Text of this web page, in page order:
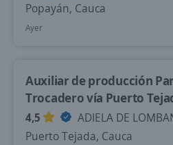
Popayán, Cauca
Ayer
Auxiliar de producción
Trocadero vía Puerto
4,5
ADIELA DE
Puerto Tejada, Cauca